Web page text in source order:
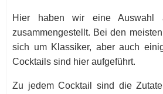
Hier haben wir eine Auswahl
zusammengestellt. Bei den
sich um Klassiker, aber auch
Cocktails sind hier aufgeführt.
Zu jedem Cocktail sind die